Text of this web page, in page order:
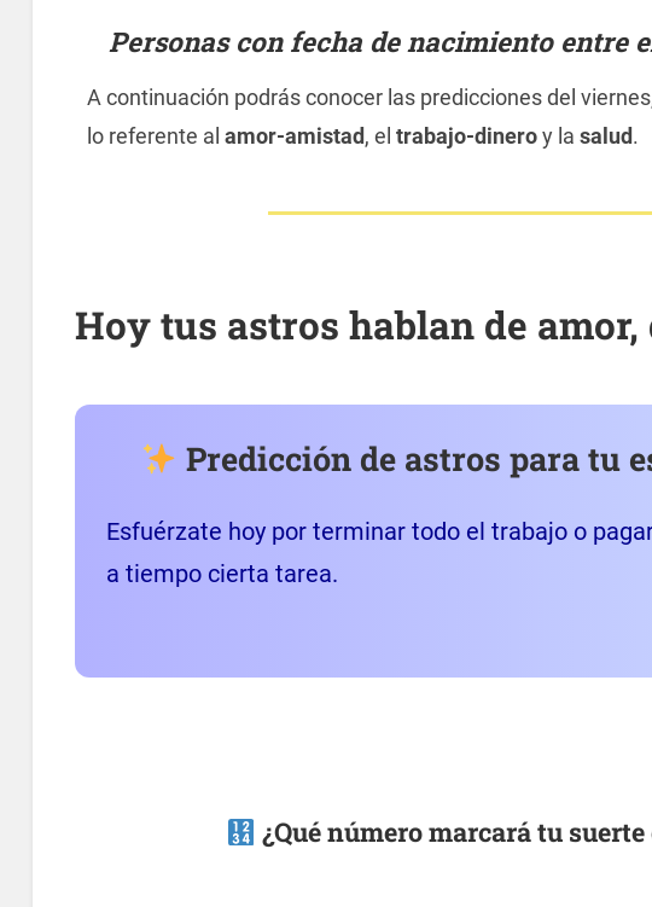
Personas con fecha de nacimiento entre
A continuación podrás conocer las predicciones del
lo referente al amor-amistad, el trabajo-dineroy la salud.
Hoy tus astros hablan de
Predicción de astros para tu
Esfuérzate hoy por terminar todo el trabajo o
a tiempo cierta tarea.
¿Qué número marcará tu